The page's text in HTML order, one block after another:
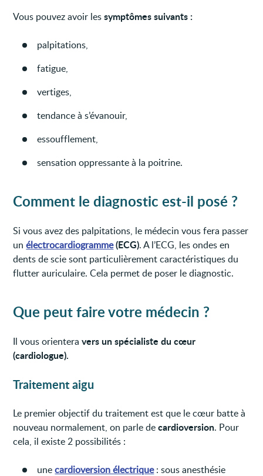
Vous pouvez avoir lessymptômes suivants :
palpitations,
fatigue,
vertiges,
tendance à s’évanouir,
essoufflement,
sensation oppressante à la poitrine.
Comment le diagnostic est-il posé ?
Si vous avez des palpitations, le médecin vous fera passer
unélectrocardiogramme(ECG). A l’ECG, les ondes en
dents de scie sont particulièrement caractéristiques du
flutter auriculaire. Cela permet de poser le diagnostic.
Que peut faire votre médecin ?
Il vous orienteravers un spécialiste du cœur
(cardiologue).
Traitement aigu
Le premier objectif du traitement est que le cœur batte à
nouveau normalement, on parle decardioversion. Pour
cela, il existe 2 possibilités :
unecardioversion électrique: sous anesthésie